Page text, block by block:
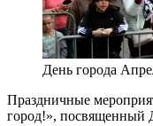
День города
Праздничные
город!», посвященный